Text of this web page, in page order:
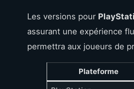
Les versions pour
assurant une expérience
permettra aux joueurs de
Plateforme